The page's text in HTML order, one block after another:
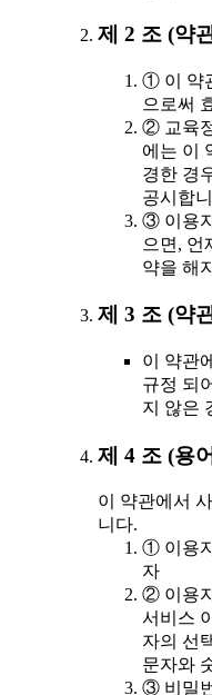
제 2 조 (약
① 이 약
으로써
② 교육
에는 이
경한 경
공시합
③ 이용
으면, 언
약을 해
제 3 조 (약
이 약관
규정 되
지 않은
제 4 조 (용
이 약관에서
니다.
① 이용
자
② 이용
서비스
자의 선
문자와
③ 비밀